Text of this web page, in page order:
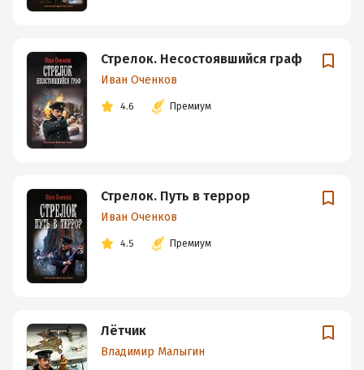
Стрелок. Несостоявшийся граф
Иван Оченков
4.6 Премиум
Стрелок. Путь в террор
Иван Оченков
4.5 Премиум
Лётчик
Владимир Малыгин